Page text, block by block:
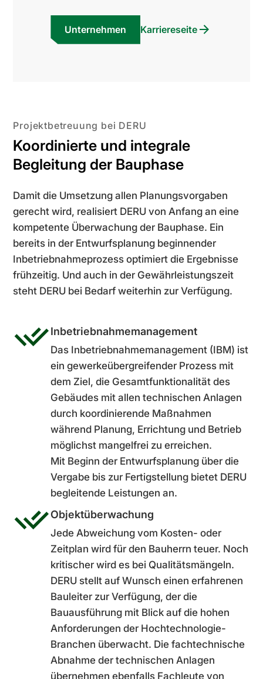
Unternehmen Karriereseite
Projektbetreuung bei DERU
Koordinierte und integrale
Begleitung der Bauphase
Damit die Umsetzung allen Planungsvorgaben
gerecht wird, realisiert DERU von Anfang an eine
kompetente Überwachung der Bauphase. Ein
bereits in der Entwurfsplanung beginnender
Inbetrieb­nahme­prozess optimiert die Ergebnisse
frühzeitig. Und auch in der Gewährleistungszeit
steht DERU bei Bedarf weiterhin zur Verfügung.
Inbetriebnahmemanagement
Das Inbetriebnahmemanagement (IBM) ist
ein gewerkeübergreifender Prozess mit
dem Ziel, die Gesamtfunktionalität des
Gebäudes mit allen technischen Anlagen
durch koordinierende Maßnahmen
während Planung, Errichtung und Betrieb
möglichst mangelfrei zu erreichen.
Mit Beginn der Entwurfsplanung über die
Vergabe bis zur Fertigstellung bietet DERU
begleitende Leistungen an.
Objektüberwachung
Jede Abweichung vom Kosten- oder
Zeitplan wird für den Bauherrn teuer. Noch
kritischer wird es bei Qualitätsmängeln.
DERU stellt auf Wunsch einen erfahrenen
Bauleiter zur Verfügung, der die
Bauausführung mit Blick auf die hohen
Anforderungen der Hochtechnologie-
Branchen überwacht. Die fachtechnische
Abnahme der technischen Anlagen
übernehmen ebenfalls Fachleute von